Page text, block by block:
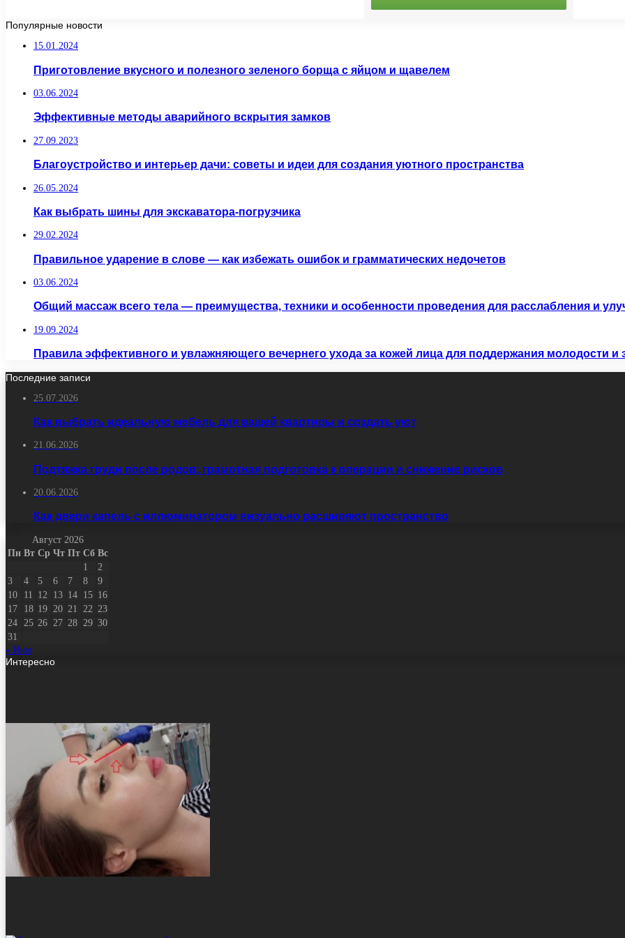
Популярные новости
15.01.2024
Приготовление вкусного и полезного зеленого борща с яйцом и щавелем
03.06.2024
Эффективные методы аварийного вскрытия замков
27.09.2023
Благоустройство и интерьер дачи: советы и идеи для создания уютного пространства
26.05.2024
Как выбрать шины для экскаватора-погрузчика
29.02.2024
Правильное ударение в слове — как избежать ошибок и грамматических недочетов
03.06.2024
Общий массаж всего тела — преимущества, техники и особенности проведения для расслабления и
19.09.2024
Правила эффективного и увлажняющего вечернего ухода за кожей лица для поддержания молодости и
Последние записи
25.07.2026
Как выбрать идеальную мебель для вашей квартиры и создать уют
21.06.2026
Подтяжка груди после родов: грамотная подготовка к операции и снижение рисков
20.06.2026
Как двери капель с иллюминатором визуально расширяют пространство
Август 2026
Пн Вт Ср Чт Пт Сб Вс
1
2
3
4 5 6 7 8
9
10
11 12 13 14 15 16
17
18 19 20 21 22 23
24
25 26 27 28 29 30
31
« Июл
Интересно